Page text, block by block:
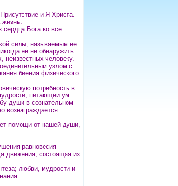
и Я Христа.
сердца Бога во все
силы, называемым ее
ее не обнаружить.
неизвестных человеку.
узлом с
биения физического
потребность в
питающей ум
души в сознательном
вознаграждается
помощи от нашей души,
равновесия
движения, состоящая из
любви, мудрости и